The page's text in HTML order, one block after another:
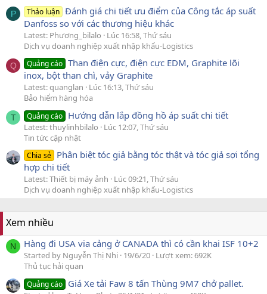
P Thảo luận Đánh giá chi tiết ưu điểm của Công tắc áp suất
Danfoss so với các thương hiệu khác
Latest: Phương_bilalo
Lúc 16:58, Thứ sáu
Dịch vụ doanh nghiệp xuất nhập khẩu-Logistics
Q Quảng cáo Than điện cực, điện cực EDM, Graphite lõi
inox, bột than chì, vảy Graphite
Latest: quanglan
Lúc 16:13, Thứ sáu
Bảo hiểm hàng hóa
T Quảng cáo Hướng dẫn lắp đồng hồ áp suất chi tiết
Latest: thuylinhbilalo
Lúc 12:07, Thứ sáu
Tin tức cập nhật
Chia sẻ Phân biệt tóc giả bằng tóc thật và tóc giả sợi tổng
hợp chi tiết
Latest: Thiết bị máy ảnh
Lúc 09:21, Thứ sáu
Dịch vụ doanh nghiệp xuất nhập khẩu-Logistics
Xem nhiều
N Hàng đi USA via cảng ở CANADA thì có cần khai ISF 10+2
Started by Nguyễn Thị Nhi 19/6/20 Lượt xem: 692K
Thủ tục hải quan
Quảng cáo Giá Xe tải Faw 8 tấn Thùng 9M7 chở pallet.